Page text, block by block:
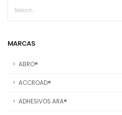
MARCAS
ABRO®
ACCROAD®
ADHESIVOS ARA®